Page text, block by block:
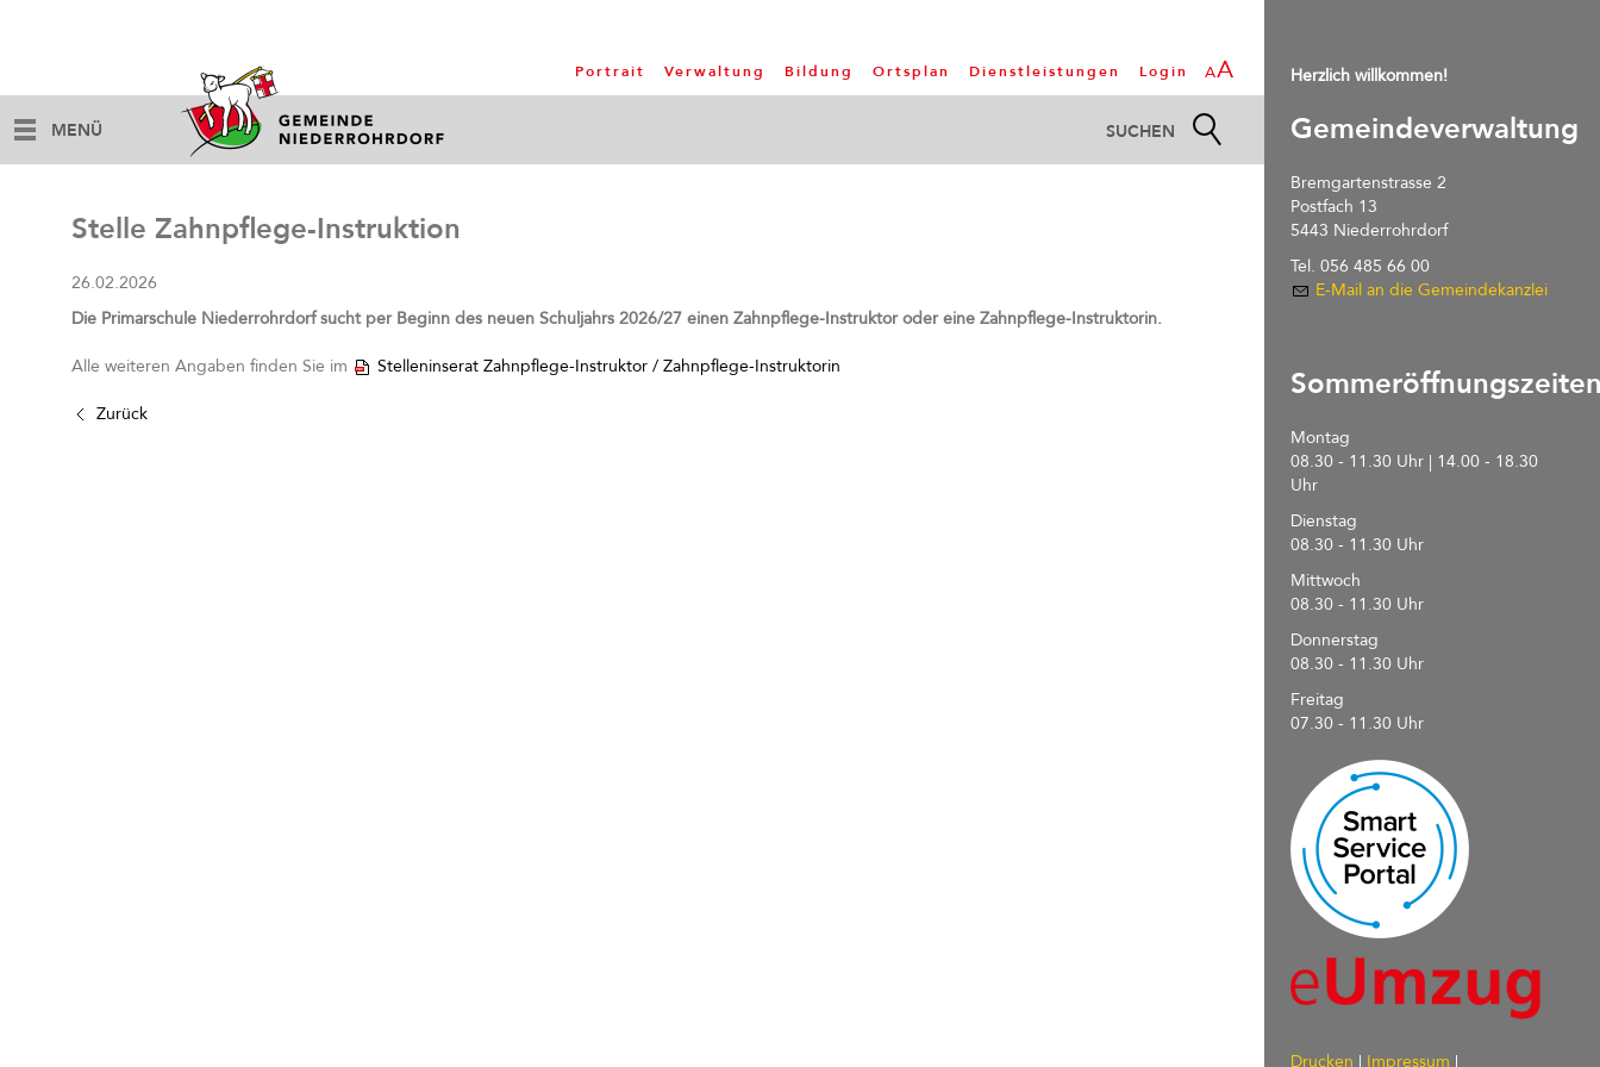
AA
Portrait Verwaltung Bildung Ortsplan Dienstleistungen Login
MENÜ
Stelle Zahnpflege-Instruktion
26.02.2026
Die Primarschule Niederrohrdorf sucht per Beginn des neuen Schuljahrs 2026/27 einen Zahnpflege-Instruktor oder eine Zahnpflege-Instruktorin.
Alle weiteren Angaben finden Sie im Stelleninserat Zahnpflege-Instruktor / Zahnpflege-Instruktorin
Zurück
Herzlich willkommen!
Gemeindeverwaltung
Bremgartenstrasse 2
Postfach 13
5443 Niederrohrdorf
Tel. 056 485 66 00
E-Mail an die Gemeindekanzlei
Montag
08.30 - 11.30 Uhr | 14.00 - 18.30
Uhr
Dienstag
08.30 - 11.30 Uhr
Mittwoch
08.30 - 11.30 Uhr
Donnerstag
08.30 - 11.30 Uhr
Freitag
07.30 - 11.30 Uhr
Drucken | Impressum |